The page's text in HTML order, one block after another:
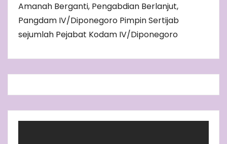
Amanah Berganti, Pengabdian Berlanjut,
Pangdam IV/Diponegoro Pimpin Sertijab
sejumlah Pejabat Kodam IV/Diponegoro